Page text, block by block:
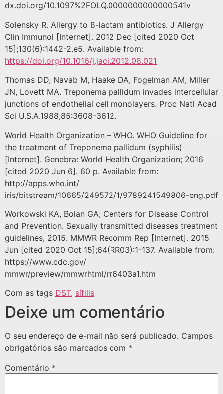
dx.doi.org/10.1097%2FOLQ.0000000000000541v
Solensky R. Allergy to ß-lactam antibiotics. J Allergy
Clin Immunol [Internet]. 2012 Dec [cited 2020 Oct
15];130(6):1442-2.e5. Available from:
https://doi.org/10.1016/j.jaci.2012.08.021
Thomas DD, Navab M, Haake DA, Fogelman AM, Miller
JN, Lovett MA. Treponema pallidum invades intercellular
junctions of endothelial cell monolayers. Proc Natl Acad
Sci U.S.A.1988;85:3608-3612.
World Health Organization – WHO. WHO Guideline for
the treatment of Treponema pallidum (syphilis)
[Internet]. Genebra: World Health Organization; 2016
[cited 2020 Jun 6]. 60 p. Available from:
http://apps.who.int/
iris/bitstream/10665/249572/1/9789241549806-eng.pdf
Workowski KA, Bolan GA; Centers for Disease Control
and Prevention. Sexually transmitted diseases treatment
guidelines, 2015. MMWR Recomm Rep [Internet]. 2015
Jun [cited 2020 Oct 15];64(RR03):1-137. Available from:
https://www.cdc.gov/
mmwr/preview/mmwrhtml/rr6403a1.htm
Com as tags DST, sífilis
Deixe um comentário
O seu endereço de e-mail não será publicado. Campos
obrigatórios são marcados com *
Comentário *